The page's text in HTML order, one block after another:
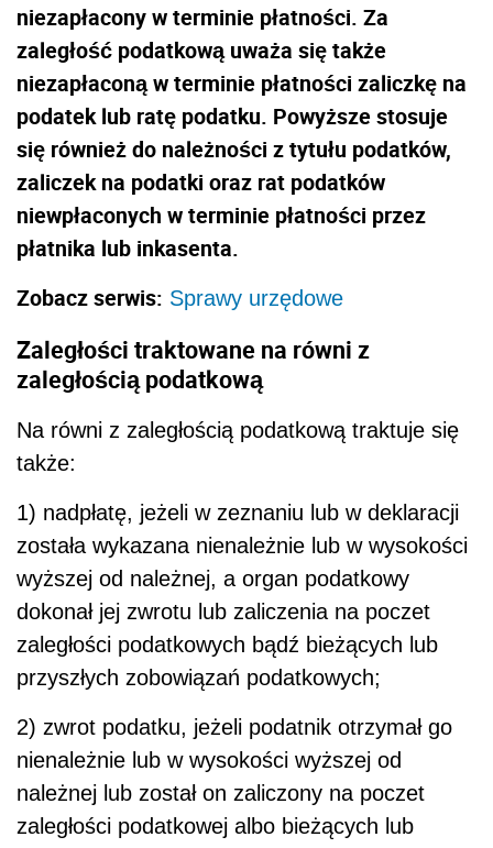
niezapłacony w terminie płatności. Za
zaległość podatkową uważa się także
niezapłaconą w terminie płatności zaliczkę na
podatek lub ratę podatku. Powyższe stosuje
się również do należności z tytułu podatków,
zaliczek na podatki oraz rat podatków
niewpłaconych w terminie płatności przez
płatnika lub inkasenta.
Zobacz serwis: Sprawy urzędowe
Zaległości traktowane na równi z
zaległością podatkową
Na równi z zaległością podatkową traktuje się
także:
1) nadpłatę, jeżeli w zeznaniu lub w deklaracji
została wykazana nienależnie lub w wysokości
wyższej od należnej, a organ podatkowy
dokonał jej zwrotu lub zaliczenia na poczet
zaległości podatkowych bądź bieżących lub
przyszłych zobowiązań podatkowych;
2) zwrot podatku, jeżeli podatnik otrzymał go
nienależnie lub w wysokości wyższej od
należnej lub został on zaliczony na poczet
zaległości podatkowej albo bieżących lub